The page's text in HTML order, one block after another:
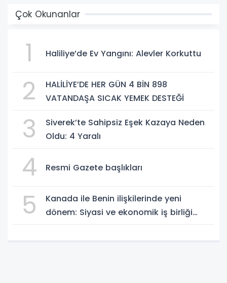
Çok Okunanlar
1 Haliliye’de Ev Yangını: Alevler Korkuttu
2
HALİLİYE’DE HER GÜN 4 BİN 898
VATANDAŞA SICAK YEMEK DESTEĞİ
3
Siverek’te Sahipsiz Eşek Kazaya Neden
Oldu: 4 Yaralı
4 Resmi Gazete başlıkları
5
Kanada ile Benin ilişkilerinde yeni
dönem: Siyasi ve ekonomik iş birliği